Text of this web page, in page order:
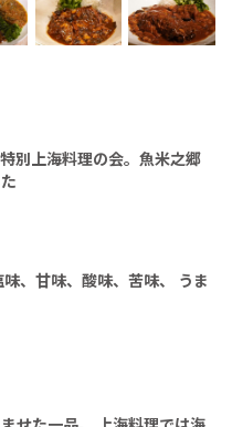
別上海料理の会。魚米之郷
、甘味、酸味、苦味、
うま